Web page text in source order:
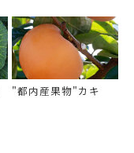
"都内産果物"カキ